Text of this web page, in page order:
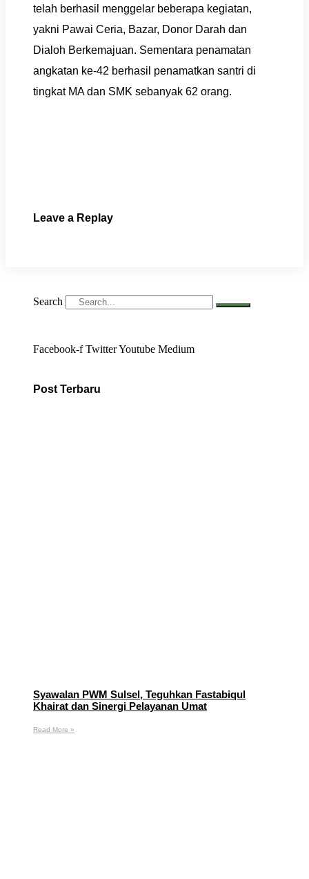
telah berhasil menggelar beberapa kegiatan,
yakni Pawai Ceria, Bazar, Donor Darah dan
Dialoh Berkemajuan. Sementara penamatan
angkatan ke-42 berhasil penamatkan santri di
tingkat MA dan SMK sebanyak 62 orang.
Leave a Replay
Search
Facebook-f TwitterYoutube Medium
Post Terbaru
Syawalan PWM Sulsel, Teguhkan Fastabiqul
Khairat dan Sinergi Pelayanan Umat
Read More »